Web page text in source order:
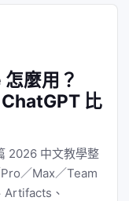
麼用？
比
2026 中文教學整
／Max／Team
Artifacts、